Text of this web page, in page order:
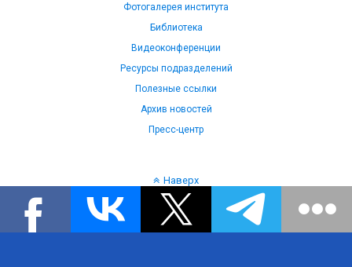
Фотогалерея института
Библиотека
Видеоконференции
Ресурсы подразделений
Полезные ссылки
Архив новостей
Пресс-центр
Наверх